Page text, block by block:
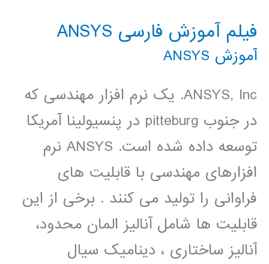
فیلم آموزش فارسی ANSYS
آموزش ANSYS
ANSYS, Inc. یک نرم افزار مهندسی که
در جنوب pitteburg در پنسیولینا آمریکا
توسعه داده شده است. ANSYS نرم
افزارهای مهندسی با قابلیت های
فراوانی را تولید می کنند . برخی از این
قابلیت ها شامل آنالیز المان محدود،
آنالیز ساختاری ، دینامیک سیال